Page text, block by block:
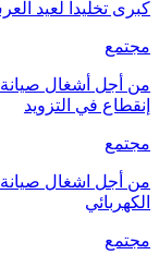
كبرى تخليداً لعيد
مجتمع
من أجل أشغال
إنقطاع في التزويد
مجتمع
من أجل اشغال صيانة
الكهربائي
مجتمع